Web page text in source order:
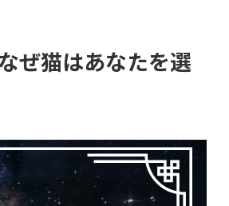
ぜ猫はあなたを選